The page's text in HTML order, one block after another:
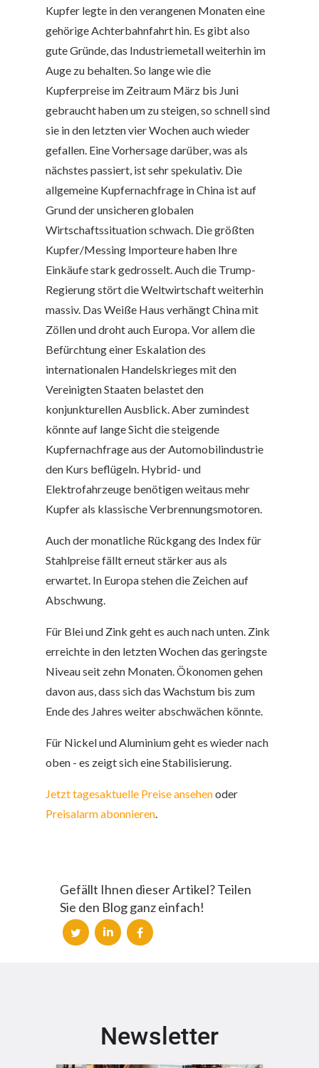
Kupfer legte in den verangenen Monaten eine
gehörige Achterbahnfahrt hin. Es gibt also
gute Gründe, das Industriemetall weiterhin im
Auge zu behalten. So lange wie die
Kupferpreise im Zeitraum März bis Juni
gebraucht haben um zu steigen, so schnell sind
sie in den letzten vier Wochen auch wieder
gefallen. Eine Vorhersage darüber, was als
nächstes passiert, ist sehr spekulativ. Die
allgemeine Kupfernachfrage in China ist auf
Grund der unsicheren globalen
Wirtschaftssituation schwach. Die größten
Kupfer/Messing Importeure haben Ihre
Einkäufe stark gedrosselt. Auch die Trump-
Regierung stört die Weltwirtschaft weiterhin
massiv. Das Weiße Haus verhängt China mit
Zöllen und droht auch Europa. Vor allem die
Befürchtung einer Eskalation des
internationalen Handelskrieges mit den
Vereinigten Staaten belastet den
konjunkturellen Ausblick. Aber zumindest
könnte auf lange Sicht die steigende
Kupfernachfrage aus der Automobilindustrie
den Kurs beflügeln. Hybrid- und
Elektrofahrzeuge benötigen weitaus mehr
Kupfer als klassische Verbrennungsmotoren.
Auch der monatliche Rückgang des Index für
Stahlpreise fällt erneut stärker aus als
erwartet. In Europa stehen die Zeichen auf
Abschwung.
Für Blei und Zink geht es auch nach unten. Zink
erreichte in den letzten Wochen das geringste
Niveau seit zehn Monaten. Ökonomen gehen
davon aus, dass sich das Wachstum bis zum
Ende des Jahres weiter abschwächen könnte.
Für Nickel und Aluminium geht es wieder nach
oben - es zeigt sich eine Stabilisierung.
Jetzt tagesaktuelle Preise ansehenoder
Preisalarm abonnieren.
Gefällt Ihnen dieser Artikel? Teilen
Sie den Blog ganz einfach!
Newsletter